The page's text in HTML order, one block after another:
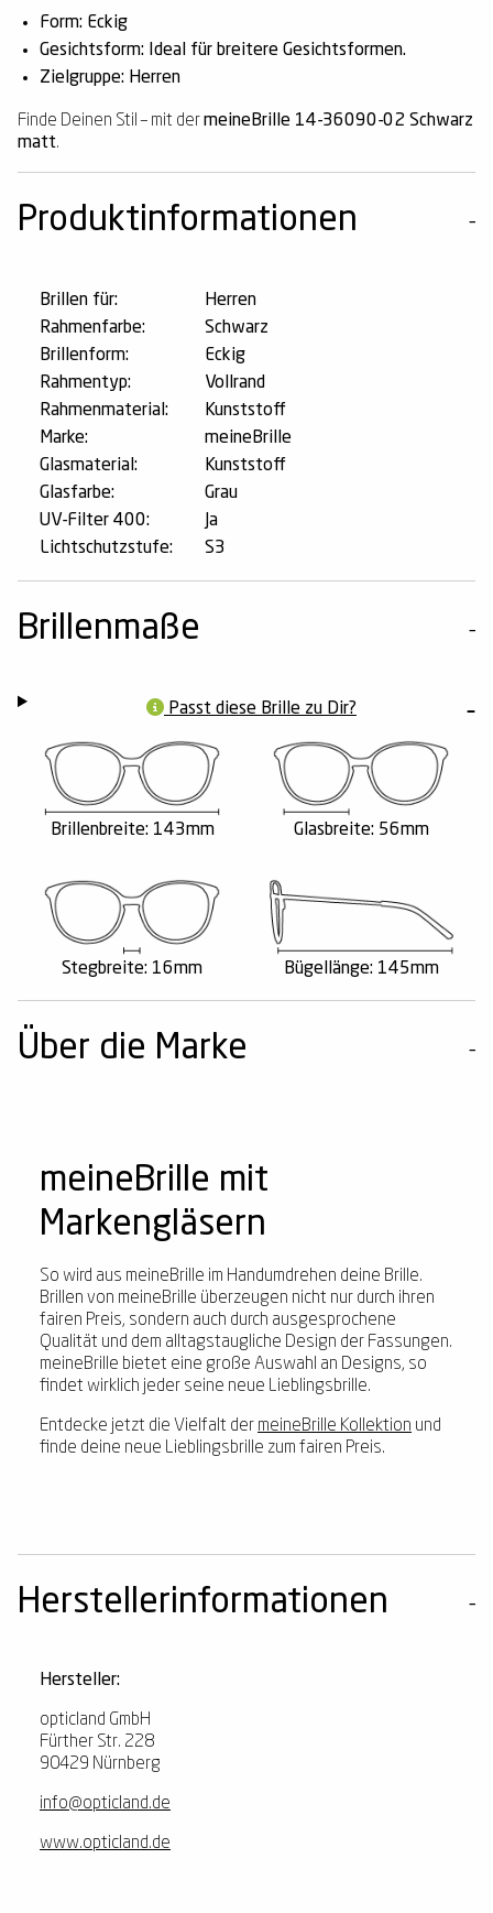
Form: Eckig
Gesichtsform: Ideal für breitere Gesichtsformen.
Zielgruppe: Herren
Finde Deinen Stil – mit dermeineBrille 14-36090-02 Schwarz
matt.
Produktinformationen
Brillen für:
Herren
Rahmenfarbe:
Schwarz
Brillenform:
Eckig
Rahmentyp:
Vollrand
Rahmenmaterial:
Kunststoff
Marke:
meineBrille
Glasmaterial:
Kunststoff
Glasfarbe:
Grau
UV-Filter 400:
Ja
Lichtschutzstufe:
S3
Brillenmaße
Passt diese Brille zu Dir?
Brillenbreite: 143mm Glasbreite: 56mm
Stegbreite: 16mm Bügellänge: 145mm
Über die Marke
meineBrille mit
Markengläsern
So wird aus meineBrille im Handumdrehen deine Brille.
Brillen von meineBrille überzeugen nicht nur durch ihren
fairen Preis, sondern auch durch ausgesprochene
Qualität und dem alltagstaugliche Design der Fassungen.
meineBrille bietet eine große Auswahl an Designs, so
findet wirklich jeder seine neue Lieblingsbrille.
Entdecke jetzt die Vielfalt der meineBrille Kollektion und
finde deine neue Lieblingsbrille zum fairen Preis.
Herstellerinformationen
Hersteller:
opticland GmbH
Fürther Str. 228
90429 Nürnberg
info@opticland.de
www.opticland.de